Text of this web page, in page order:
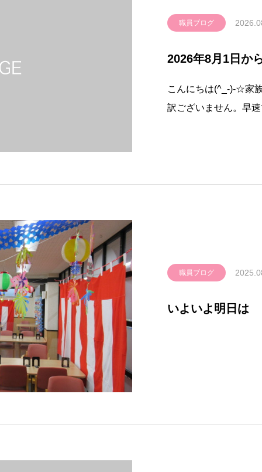
職員ブログ
2026年8月1日か
こんにちは(^_-)-☆家
訳ございません。早
職員ブログ
いよいよ明日は